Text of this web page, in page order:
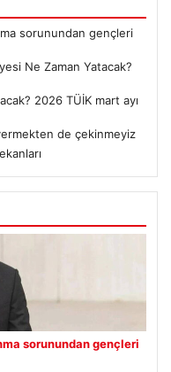
sorunundan gençleri
Ne Zaman Yatacak?
2026 TÜİK mart ayı
de çekinmeyiz
sorunundan gençleri